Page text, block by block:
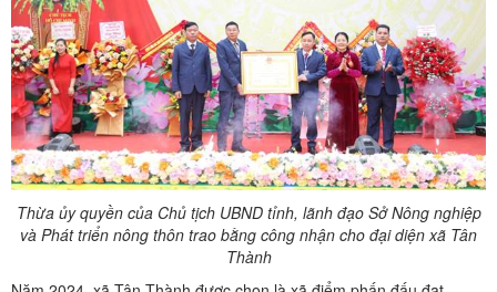
Thừa ủy quyền của Chủ tịch UBND tỉnh, lãnh đạo Sở Nông nghiệp
và Phát triển nông thôn trao bằng công nhận cho đại diện xã Tân
Thành